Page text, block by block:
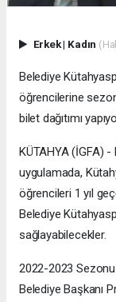
Erkek| Kadın
Belediye
öğrencilerine
bilet dağıtımı
KÜTAHYA (İGFA)
uygulamada,
öğrencileri 1 yıl
Belediye
sağlayabilecekler.
2022-2023 Sezonu
Belediye Başkanı